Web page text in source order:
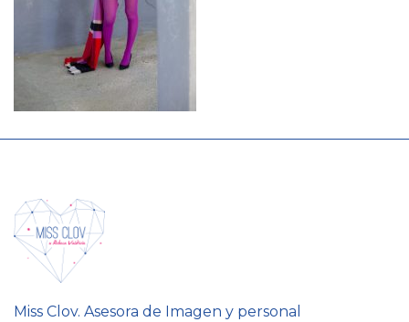
Miss Clov. Asesora de Imagen y personal